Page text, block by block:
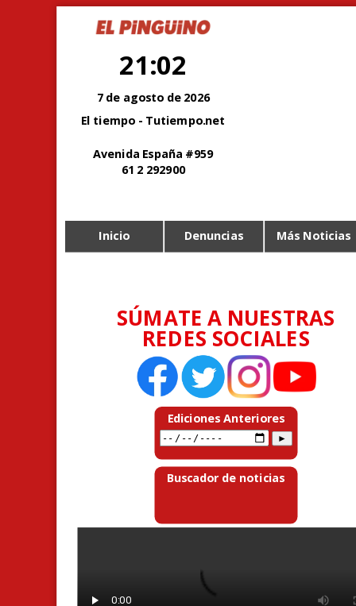
21:02
7 de agosto de 2026
El tiempo - Tutiempo.net
Avenida España #959
61 2 292900
Inicio Denuncias Más Noticias
SÚMATE A NUESTRAS
REDES SOCIALES
Ediciones Anteriores
Buscador de noticias